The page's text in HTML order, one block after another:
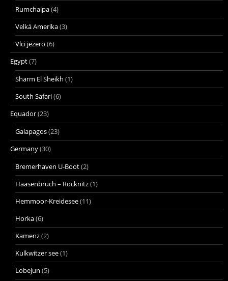
Rumchalpa(4)
Velká Amerika(3)
Vlci jezero (6)
Egypt(7)
Sharm El Sheikh (1)
South Safari(6)
Equador(23)
Galapagos(23)
Germany(30)
Bremerhaven U-Boot(2)
Haasenbruch – Rocknitz(1)
Hemmoor-Kreidesee(11)
Horka(6)
Kamenz(2)
Kulkwitzer see(1)
Lobejun (5)